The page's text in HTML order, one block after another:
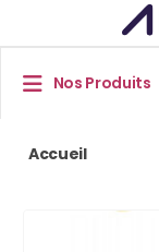
Nos Produits
Accueil